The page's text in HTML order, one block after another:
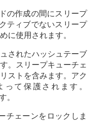
の作成の間にスリープ
ティブでないスリープ
に使用されます。
されたハッシュテーブ
。スリープキューチェ
ストを含みます。アク
て保護されます。
。
チェーンをロックしま